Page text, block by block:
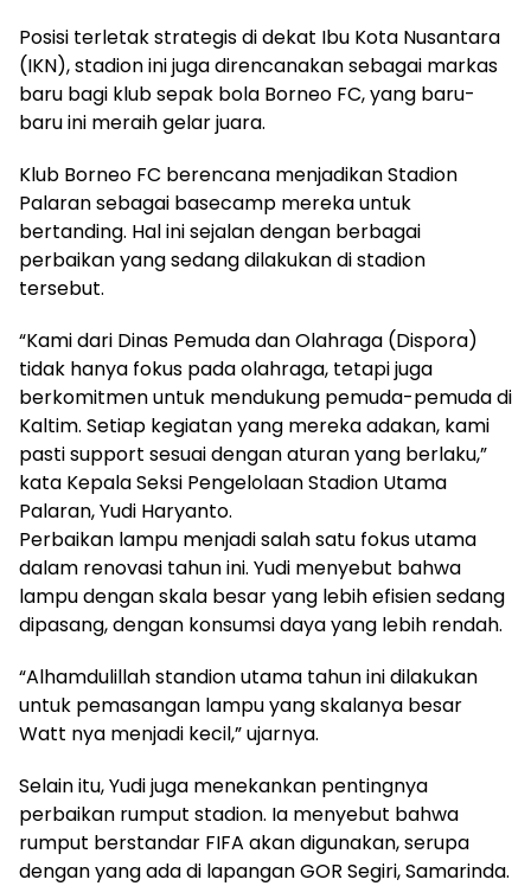
Posisi terletak strategis di dekat Ibu Kota Nusantara
(IKN), stadion ini juga direncanakan sebagai markas
baru bagi klub sepak bola Borneo FC, yang baru-
baru ini meraih gelar juara.
Klub Borneo FC berencana menjadikan Stadion
Palaran sebagai basecamp mereka untuk
bertanding. Hal ini sejalan dengan berbagai
perbaikan yang sedang dilakukan di stadion
tersebut.
“Kami dari Dinas Pemuda dan Olahraga (Dispora)
tidak hanya fokus pada olahraga, tetapi juga
berkomitmen untuk mendukung pemuda-pemuda di
Kaltim. Setiap kegiatan yang mereka adakan, kami
pasti support sesuai dengan aturan yang berlaku,”
kata Kepala Seksi Pengelolaan Stadion Utama
Palaran, Yudi Haryanto.
Perbaikan lampu menjadi salah satu fokus utama
dalam renovasi tahun ini. Yudi menyebut bahwa
lampu dengan skala besar yang lebih efisien sedang
dipasang, dengan konsumsi daya yang lebih rendah.
“Alhamdulillah standion utama tahun ini dilakukan
untuk pemasangan lampu yang skalanya besar
Watt nya menjadi kecil,” ujarnya.
Selain itu, Yudi juga menekankan pentingnya
perbaikan rumput stadion. Ia menyebut bahwa
rumput berstandar FIFA akan digunakan, serupa
dengan yang ada di lapangan GOR Segiri, Samarinda.